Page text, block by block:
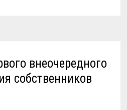
внеочередного
собственников